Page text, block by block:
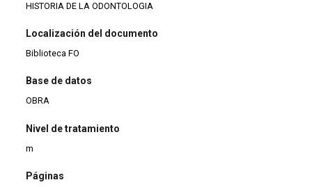
HISTORIA DE LA ODONTOLOGIA
Localización del documento
Biblioteca FO
Base de datos
OBRA
Nivel de tratamiento
m
Páginas